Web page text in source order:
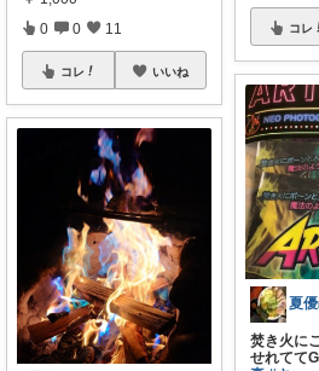
0 0 11
コレ いいね
コレ
焚き火に
せれてて